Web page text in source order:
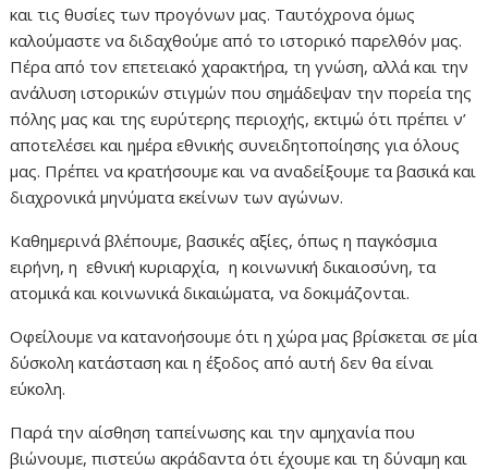
και τις θυσίες των προγόνων μας. Ταυτόχρονα όμως
καλούμαστε να διδαχθούμε από το ιστορικό παρελθόν μας.
Πέρα από τον επετειακό χαρακτήρα, τη γνώση, αλλά και την
ανάλυση ιστορικών στιγμών που σημάδεψαν την πορεία της
πόλης μας και της ευρύτερης περιοχής, εκτιμώ ότι πρέπει ν’
αποτελέσει και ημέρα εθνικής συνειδητοποίησης για όλους
μας. Πρέπει να κρατήσουμε και να αναδείξουμε τα βασικά και
διαχρονικά μηνύματα εκείνων των αγώνων.
Καθημερινά βλέπουμε, βασικές αξίες, όπως η παγκόσμια
ειρήνη, η εθνική κυριαρχία, η κοινωνική δικαιοσύνη, τα
ατομικά και κοινωνικά δικαιώματα, να δοκιμάζονται.
Οφείλουμε να κατανοήσουμε ότι η χώρα μας βρίσκεται σε μία
δύσκολη κατάσταση και η έξοδος από αυτή δεν θα είναι
εύκολη.
Παρά την αίσθηση ταπείνωσης και την αμηχανία που
βιώνουμε, πιστεύω ακράδαντα ότι έχουμε και τη δύναμη και